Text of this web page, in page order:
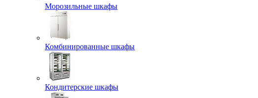
Морозильные шкафы
Комбинированные шкафы
Кондитерские шкафы